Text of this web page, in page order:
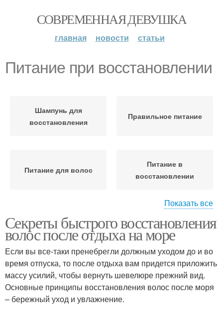
СОВРЕМЕННАЯ ДЕВУШКА
главная новости статьи
Питание при восстановлении
Шампунь для
восстановления
Правильное питание
Питание для волос
Питание в
восстановлении
Масла для
восстановления
восстановления
Показать все
Секреты быстрого восстановления
волос после отдыха на море
Если вы все-таки пренебрегли должным уходом до и во
время отпуска, то после отдыха вам придется приложить
массу усилий, чтобы вернуть шевелюре прежний вид.
Основные принципы восстановления волос после моря
– бережный уход и увлажнение.